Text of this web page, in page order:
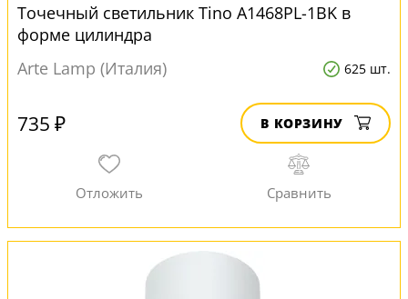
Точечный светильник Tino A1468PL-1BK в
форме цилиндра
Arte Lamp (Италия)
625 шт.
735 ₽ В КОРЗИНУ